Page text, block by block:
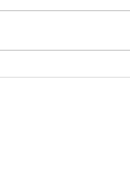
Portrait d'entrepreneur